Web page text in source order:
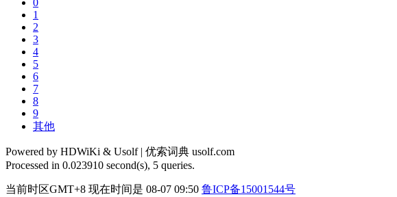
1
2
3
4
5
6
7
8
9
其他
Powered by HDWiKi & Usolf | 优索词典 usolf.com
Processed in 0.023910 second(s), 5 queries.
当前时区GMT+8 现在时间是 08-07 09:50 鲁ICP备15001544号